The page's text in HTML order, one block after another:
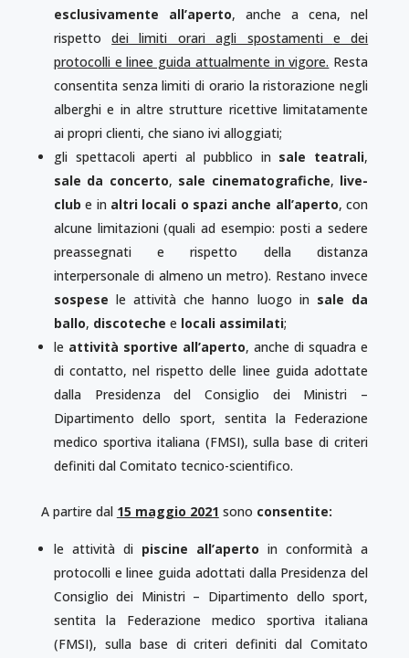
esclusivamente all’aperto, anche a cena, nel
rispettodei limiti orari agli spostamenti e dei
protocolli e linee guida attualmente in vigore. Resta
consentita senza limiti di orario la ristorazione negli
alberghi e in altre strutture ricettive limitatamente
ai propri clienti, che siano ivi alloggiati;
gli spettacoli aperti al pubblico in sale teatrali,
sale da concerto, sale cinematografiche, live-
club e in altri locali o spazi anche all’aperto, con
alcune limitazioni (quali ad esempio: posti a sedere
preassegnati e rispetto della distanza
interpersonale di almeno un metro). Restano invece
sospese le attività che hanno luogo in sale da
ballo, discoteche e locali assimilati;
le attività sportive all’aperto, anche di squadra e
di contatto, nel rispetto delle linee guida adottate
dalla Presidenza del Consiglio dei Ministri –
Dipartimento dello sport, sentita la Federazione
medico sportiva italiana (FMSI), sulla base di criteri
definiti dal Comitato tecnico-scientifico.
A partire dal 15 maggio 2021 sono consentite:
le attività di piscine all’apertoin conformità a
protocolli e linee guida adottati dalla Presidenza del
Consiglio dei Ministri – Dipartimento dello sport,
sentita la Federazione medico sportiva italiana
(FMSI), sulla base di criteri definiti dal Comitato